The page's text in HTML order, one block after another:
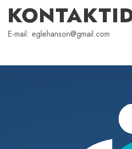
E-mail: eglehanson@gmail.com